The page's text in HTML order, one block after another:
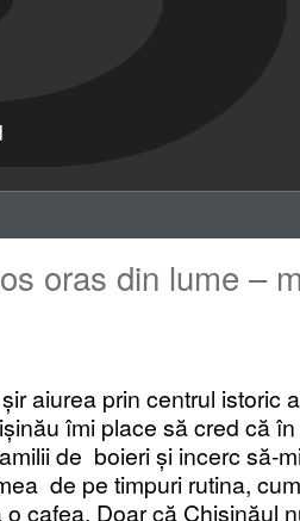
oras din lume –
aiurea prin centrul istoric
îmi place să cred că
de boieri și incerc să-
de pe timpuri rutina,
cafea. Doar că Chișinăul